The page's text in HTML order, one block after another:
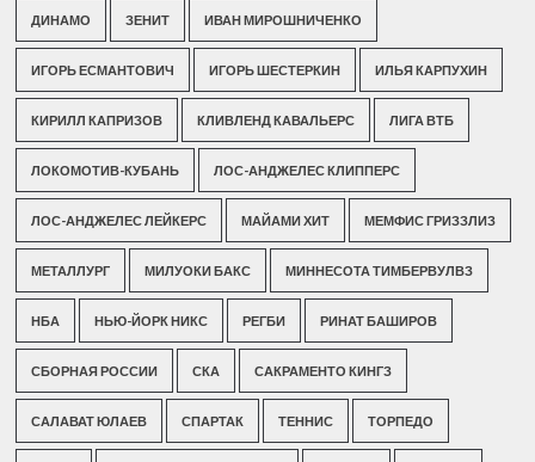
ДИНАМО ЗЕНИТ ИВАН МИРОШНИЧЕНКО
ИГОРЬ ЕСМАНТОВИЧ ИГОРЬ ШЕСТЕРКИН ИЛЬЯ КАРПУХИН
КИРИЛЛ КАПРИЗОВ КЛИВЛЕНД КАВАЛЬЕРС ЛИГА ВТБ
ЛОКОМОТИВ-КУБАНЬ ЛОС-АНДЖЕЛЕС КЛИППЕРС
ЛОС-АНДЖЕЛЕС ЛЕЙКЕРС МАЙАМИ ХИТ МЕМФИС ГРИЗЗЛИЗ
МЕТАЛЛУРГ МИЛУОКИ БАКС МИННЕСОТА ТИМБЕРВУЛВЗ
НБА НЬЮ-ЙОРК НИКС РЕГБИ РИНАТ БАШИРОВ
СБОРНАЯ РОССИИ СКА САКРАМЕНТО КИНГЗ
САЛАВАТ ЮЛАЕВ СПАРТАК ТЕННИС ТОРПЕДО